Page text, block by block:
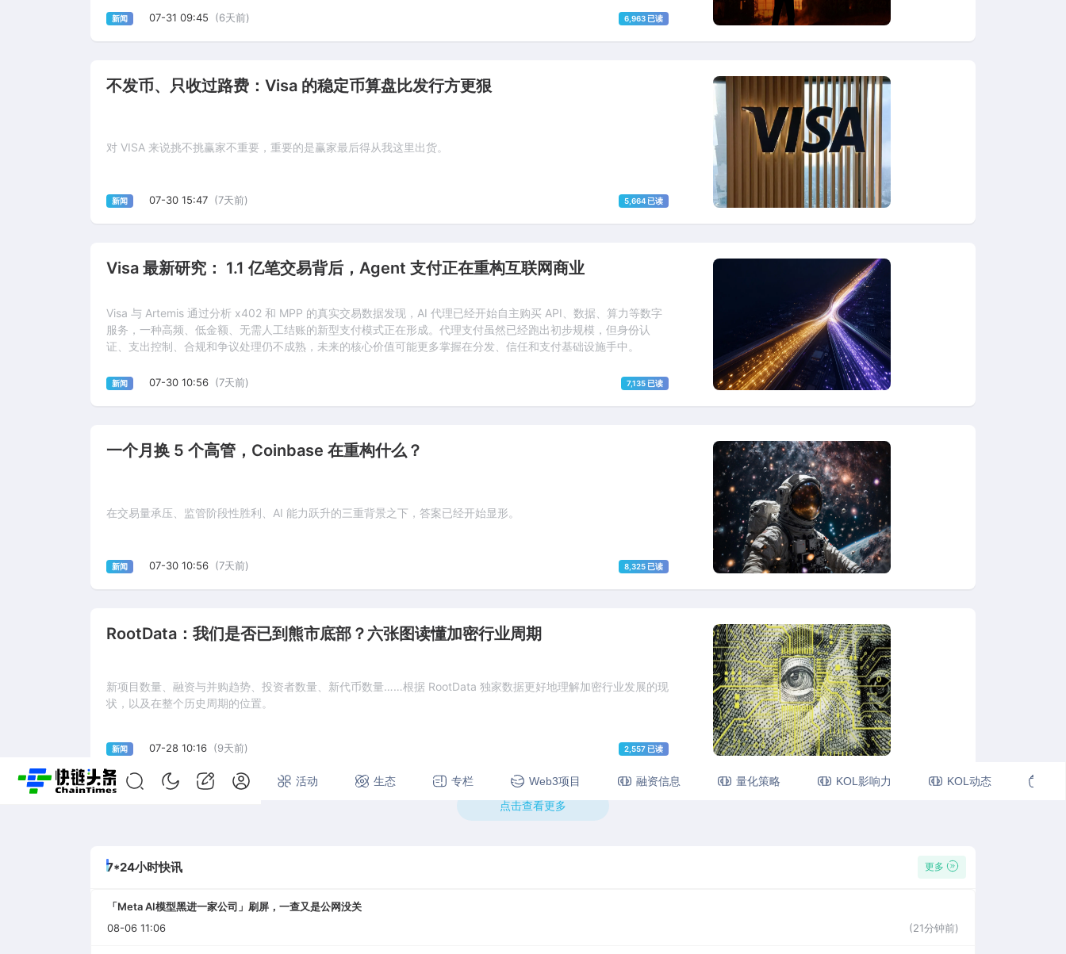
首页 快讯 专题 活动 生态 专栏 Web3项目 融资信息 量化策略 KOL影响力 KOL动态
新闻 07-31 09:45 (6天前) 6,963 已读
不发币、只收过路费：Visa 的稳定币算盘比发行方更狠
对 VISA 来说挑不挑赢家不重要，重要的是赢家最后得从我这里出货。
新闻 07-30 15:47 (7天前) 5,664 已读
Visa 最新研究： 1.1 亿笔交易背后，Agent 支付正在重构互联网商业
Visa 与 Artemis 通过分析 x402 和 MPP 的真实交易数据发现，AI 代理已经开始自主购买 API、数据、算力等数字
服务，一种高频、低金额、无需人工结账的新型支付模式正在形成。代理支付虽然已经跑出初步规模，但身份认
证、支出控制、合规和争议处理仍不成熟，未来的核心价值可能更多掌握在分发、信任和支付基础设施手中。
新闻 07-30 10:56 (7天前) 7,135 已读
一个月换 5 个高管，Coinbase 在重构什么？
在交易量承压、监管阶段性胜利、AI 能力跃升的三重背景之下，答案已经开始显形。
新闻 07-30 10:56 (7天前) 8,325 已读
RootData：我们是否已到熊市底部？六张图读懂加密行业周期
新项目数量、融资与并购趋势、投资者数量、新代币数量……根据 RootData 独家数据更好地理解加密行业发展的现
状，以及在整个历史周期的位置。
新闻 07-28 10:16 (9天前) 2,557 已读
点击查看更多
7*24小时快讯 更多
「Meta AI模型黑进一家公司」刷屏，一查又是公网没关
08-06 11:06
(21分钟前)